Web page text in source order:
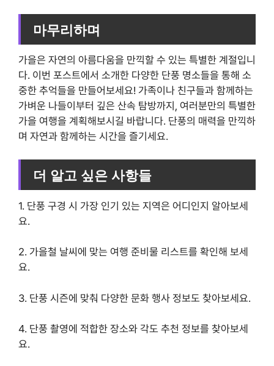
마무리하며
가을은 자연의 아름다움을 만끽할 수 있는 특별한 계절입니
다. 이번 포스트에서 소개한 다양한 단풍 명소들을 통해 소
중한 추억들을 만들어보세요! 가족이나 친구들과 함께하는
가벼운 나들이부터 깊은 산속 탐방까지, 여러분만의 특별한
가을 여행을 계획해보시길 바랍니다. 단풍의 매력을 만끽하
며 자연과 함께하는 시간을 즐기세요.
더 알고 싶은 사항들
1. 단풍 구경 시 가장 인기 있는 지역은 어디인지 알아보세
요.
2. 가을철 날씨에 맞는 여행 준비물 리스트를 확인해 보세
요.
3. 단풍 시즌에 맞춰 다양한 문화 행사 정보도 찾아보세요.
4. 단풍 촬영에 적합한 장소와 각도 추천 정보를 찾아보세
요.